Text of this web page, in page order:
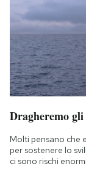
Dragheremo gli
Molti pensano che
per sostenere lo
ci sono rischi enormi